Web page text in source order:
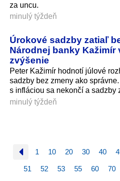
za uncu.
minulý týždeň
Úrokové sadzby zatiaľ
Národnej banky
zvýšenie
Peter Kažimír hodnotí júlové
sadzby bez zmeny ako
s infláciou sa nekončí a sadzby
minulý týždeň
1 10 20 30 40
51 52 53 55 60 70